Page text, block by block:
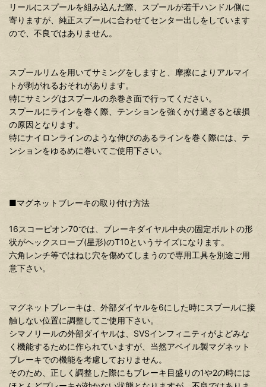
リールにスプールを組み込んだ際、スプールが若干ハンドル側に
寄りますが、純正スプールに合わせてセンター出しをしています
ので、不良ではありません。
スプールリムを用いてサミングをしますと、摩擦によりアルマイ
トが剥がれるおそれがあります。
特にサミングはスプールの糸巻き面で行ってください。
スプールにラインを巻く際、テンションを強くかけ過ぎると破損
の原因となります。
特にナイロンラインのような伸びのあるラインを巻く際には、テ
ンションをゆるめに巻いてご使用下さい。
■マグネットブレーキの取り付け方法
16スコーピオン70では、ブレーキダイヤル中央の固定ボルトの形
状がヘックスローブ(星形)のT10というサイズになります。
六角レンチ等ではねじ穴を傷めてしまうので専用工具を別途ご用
意下さい。
マグネットブレーキは、外部ダイヤルを6にした時にスプールに接
触しない位置に調整してご使用下さい。
シマノリールの外部ダイヤルは、SVSインフィニティがよどみな
く機能するために作られていますが、当然アベイル製マグネット
ブレーキでの機能を考慮しておりません。
そのため、正しく調整した際にもブレーキ目盛りの1や2の時には